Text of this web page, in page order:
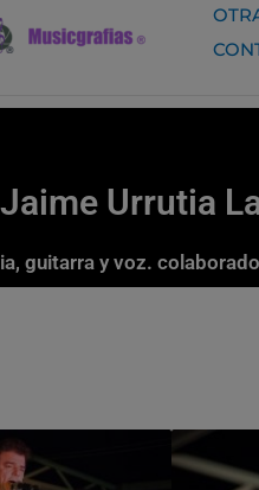
Jaime Urrutia
guitarra y voz.